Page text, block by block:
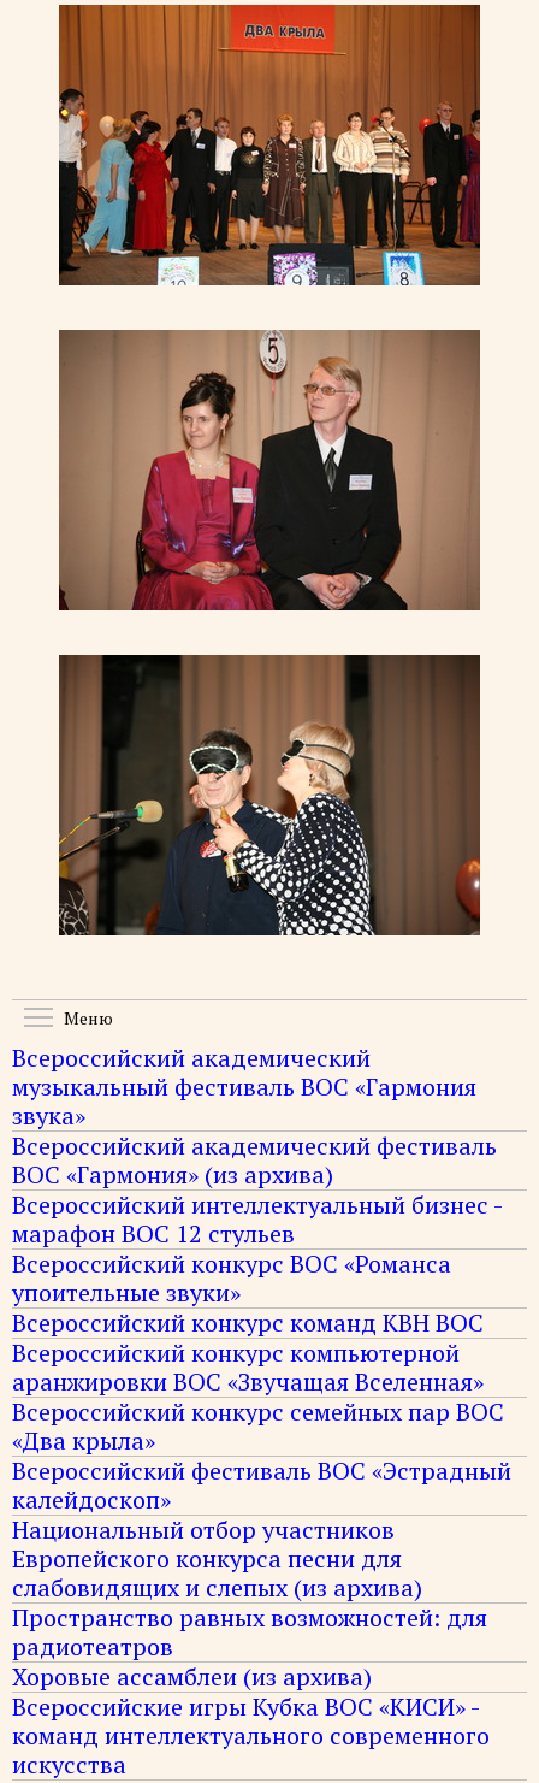
Меню
Всероссийский академический
музыкальный фестиваль ВОС «Гармония
звука»
Всероссийский академический фестиваль
ВОС «Гармония» (из архива)
Всероссийский интеллектуальный бизнес -
марафон ВОС 12 стульев
Всероссийский конкурс ВОС «Романса
упоительные звуки»
Всероссийский конкурс команд КВН ВОС
Всероссийский конкурс компьютерной
аранжировки ВОС «Звучащая Вселенная»
Всероссийский конкурс семейных пар ВОС
«Два крыла»
Всероссийский фестиваль ВОС «Эстрадный
калейдоскоп»
Национальный отбор участников
Европейского конкурса песни для
слабовидящих и слепых (из архива)
Пространство равных возможностей: для
радиотеатров
Хоровые ассамблеи (из архива)
Всероссийские игры Кубка ВОС «КИСИ» -
команд интеллектуального современного
искусства